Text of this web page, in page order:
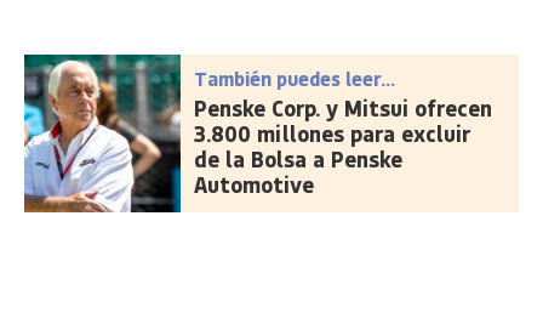
También puedes leer...
Penske Corp. y Mitsui ofrecen
3.800 millones para excluir
de la Bolsa a Penske
Automotive